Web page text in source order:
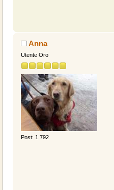
Anna
Utente Oro
Post: 1.792